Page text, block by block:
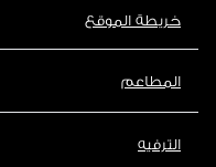
خريطة الموقع
المطاعم
الترفيه